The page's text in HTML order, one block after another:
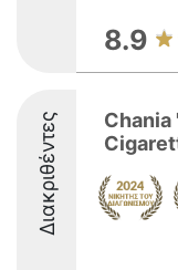
8.9
Διακριθέντες